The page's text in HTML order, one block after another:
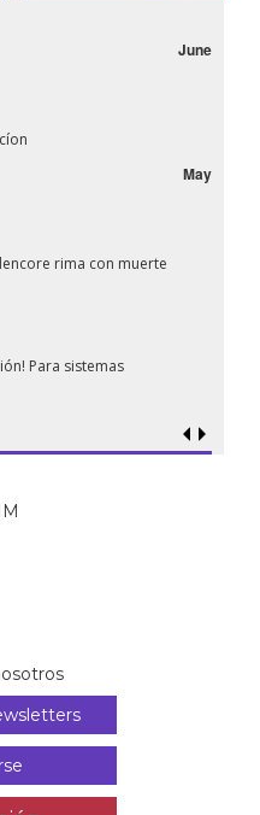
June
May
rima con muerte
Para sistemas